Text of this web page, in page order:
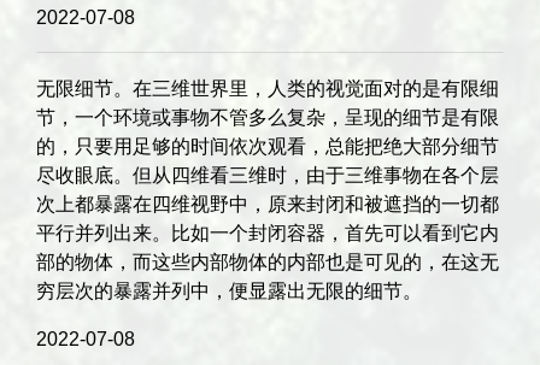
2022-07-08
无限细节。在三维世界里，人类的视觉面对的是有限细
节，一个环境或事物不管多么复杂，呈现的细节是有限
的，只要用足够的时间依次观看，总能把绝大部分细节
尽收眼底。但从四维看三维时，由于三维事物在各个层
次上都暴露在四维视野中，原来封闭和被遮挡的一切都
平行并列出来。比如一个封闭容器，首先可以看到它内
部的物体，而这些内部物体的内部也是可见的，在这无
穷层次的暴露并列中，便显露出无限的细节。
2022-07-08